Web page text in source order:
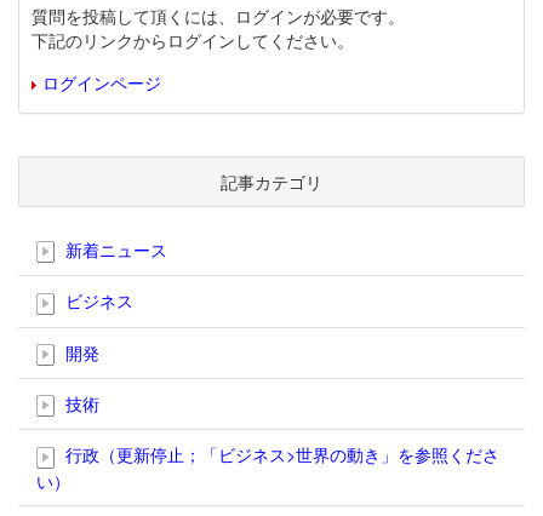
質問を投稿して頂くには、ログインが必要です。
下記のリンクからログインしてください。
ログインページ
記事カテゴリ
新着ニュース
ビジネス
開発
技術
行政（更新停止；「ビジネス>世界の動き」を参照くださ
い）